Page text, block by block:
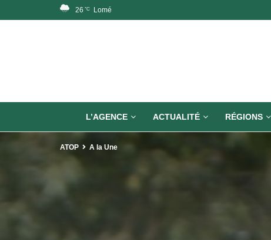
26 °C Lomé
L’AGENCE ACTUALITÉ RÉGIONS
ATOP A la Une